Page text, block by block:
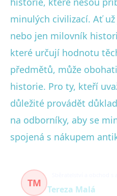
minulých civilizací. Ať
nebo jen milovník
které určují hodnotu
předmětů, může
historie. Pro ty, kteří
důležité provádět
na odborníky, aby se
spojená s nákupem
TM
Tereza Malá